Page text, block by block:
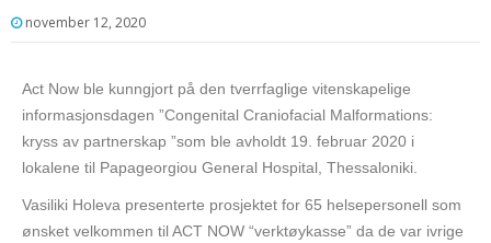
november 12, 2020
Act Now ble kunngjort på den tverrfaglige vitenskapelige
informasjonsdagen ”Congenital Craniofacial Malformations:
kryss av partnerskap ”som ble avholdt 19. februar 2020 i
lokalene til Papageorgiou General Hospital, Thessaloniki.
Vasiliki Holeva presenterte prosjektet for 65 helsepersonell som
ønsket velkommen til ACT NOW “verktøykasse” da de var ivrige